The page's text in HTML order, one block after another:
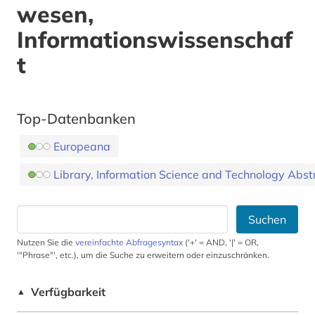
wesen,
Informationswissenschaf
t
Top-Datenbanken
Europeana
Library, Information Science and Technology
Suchen
Nutzen Sie die vereinfachte Abfragesyntax ('+' = AND, '|' = OR,
'"Phrase"', etc.), um die Suche zu erweitern oder einzuschränken.
▲ Verfügbarkeit